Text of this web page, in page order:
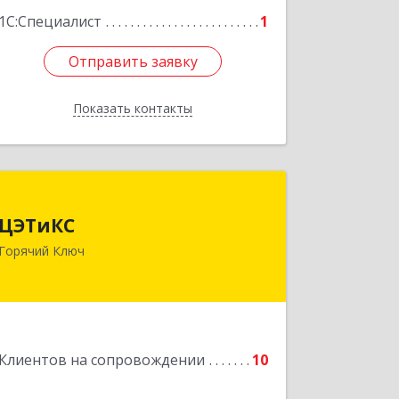
1С:Специалист
1
Отправить заявку
Показать контакты
Отправить заявку
Назад
ЦЭТиКС
Горячий Ключ
Клиентов на сопровождении 10
353290, Краснодарский край, Горячий
Ключ г, Ленина ул, дом № 208, оф.21
Подробнее